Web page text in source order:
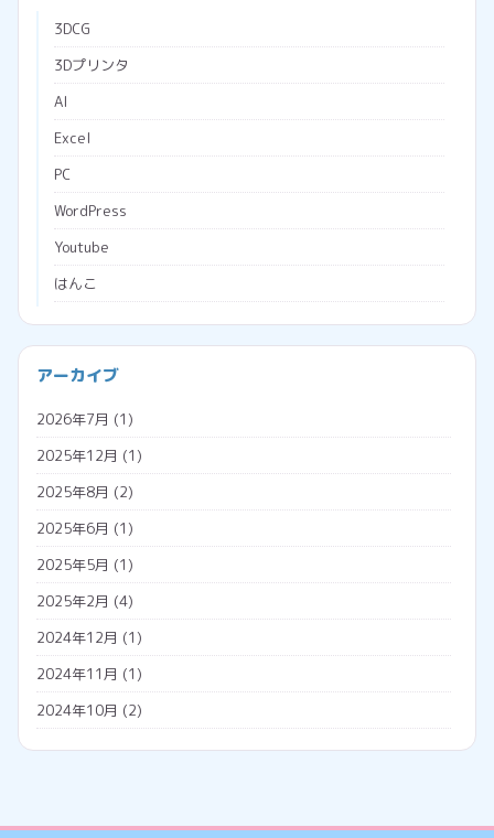
3DCG
3Dプリンタ
AI
Excel
PC
WordPress
Youtube
はんこ
ブラウザ
メタバース
広告収入
会社経営
勤怠管理システム
名義変更
税金
調査票
外国人雇用
外国人の年金
外国人の雇用方法
技人国
技能実習日誌
アーカイブ
2026年7月 (1)
2025年12月 (1)
2025年8月 (2)
2025年6月 (1)
2025年5月 (1)
2025年2月 (4)
2024年12月 (1)
2024年11月 (1)
2024年10月 (2)
2024年7月(1)